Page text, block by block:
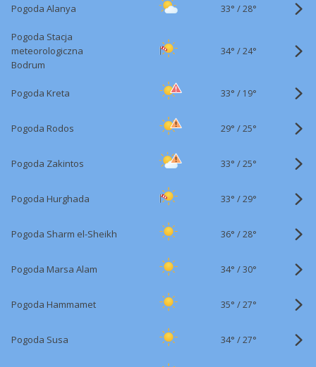
Pogoda Alanya 33° /28°
Pogoda Stacja
meteorologiczna
Bodrum
34° /24°
Pogoda Kreta 33° / 19°
Pogoda Rodos 29° /25°
Pogoda Zakintos 33° /25°
Pogoda Hurghada 33° /29°
Pogoda Sharm el-Sheikh 36° /28°
Pogoda Marsa Alam 34° /30°
Pogoda Hammamet 35° /27°
Pogoda Susa 34° /27°